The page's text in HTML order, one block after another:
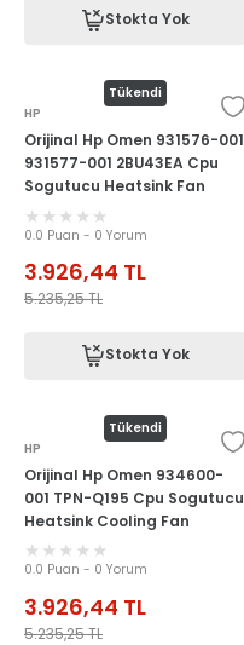
Stokta Yok
Tükendi
HP
Orijinal Hp Omen 931576-001
931577-001 2BU43EA Cpu
Sogutucu Heatsink Fan
0.0 Puan - 0 Yorum
3.926,44 TL
5.235,25TL
Stokta Yok
Tükendi
HP
Orijinal Hp Omen 934600-
001 TPN-Q195 Cpu Sogutucu
Heatsink Cooling Fan
0.0 Puan - 0 Yorum
3.926,44 TL
5.235,25TL